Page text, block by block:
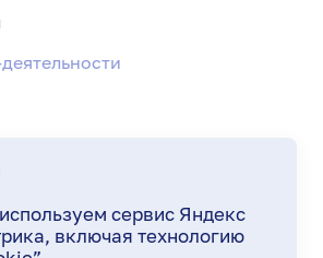
сервис Яндекс
включая технологию